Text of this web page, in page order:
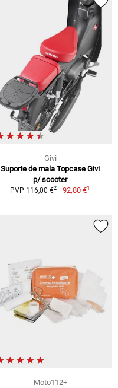
Givi
Suporte de mala Topcase Givi
p/ scooter
PVP 116,00 €2 92,80 €1
Moto112+